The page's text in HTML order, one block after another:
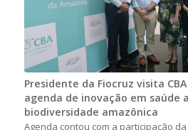
Presidente da Fiocruz visita
agenda de inovação em saúde
biodiversidade amazônica
Agenda contou com a participação